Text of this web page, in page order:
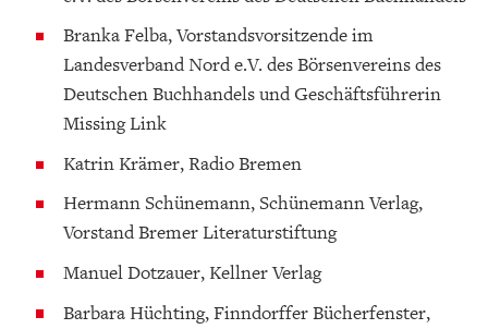
Branka Felba, Vorstandsvorsitzende im
Landesverband Nord e.V. des Börsenvereins des
Deutschen Buchhandels und Geschäftsführerin
Missing Link
Katrin Krämer, Radio Bremen
Hermann Schünemann, Schünemann Verlag,
Vorstand Bremer Literaturstiftung
Manuel Dotzauer, Kellner Verlag
Barbara Hüchting, Finndorffer Bücherfenster,